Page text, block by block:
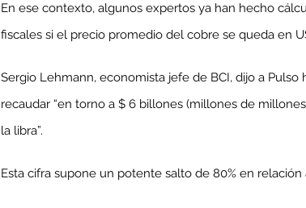
En ese contexto, algunos expertos ya han hecho
fiscales si el precio promedio del cobre se queda en
Sergio Lehmann, economista jefe de BCI, dijo a
recaudar “en torno a $ 6 billones (millones de
la libra”.
Esta cifra supone un potente salto de 80% en relación